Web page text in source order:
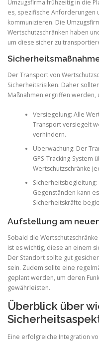
Umzugsfirma frühzeitig in die
es, spezifische Anforderungen
kommunizieren. Die
Wertschutzschränken haben
um diese sicher zu
Der Transport von
Sicherheitsrisiken. Daher
Maßnahmen ergriffen werden,
Versiegelung: Alle
Transport versiegelt
verhindern.
Überwachung: Der
GPS-Tracking-
Wertschutzschränke
Gegenständen kann
Sicherheitskräfte
Aufstellung am
Sobald die
ist es wichtig, diese an einem
Der Standort sollte gut
sein. Zudem sollte eine
geplant werden, um deren
gewährleisten.
Überblick über
Eine erfolgreiche Integration